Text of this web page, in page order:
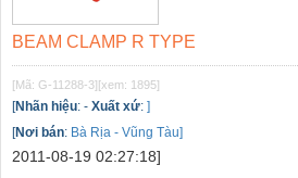
BEAM CLAMP R TYPE
[Mã: G-11288-3][xem: 1895]
[Nhãn hiệu: - Xuất xứ: ]
[Nơi bán: Bà Rịa - Vũng Tàu]
2011-08-19 02:27:18]